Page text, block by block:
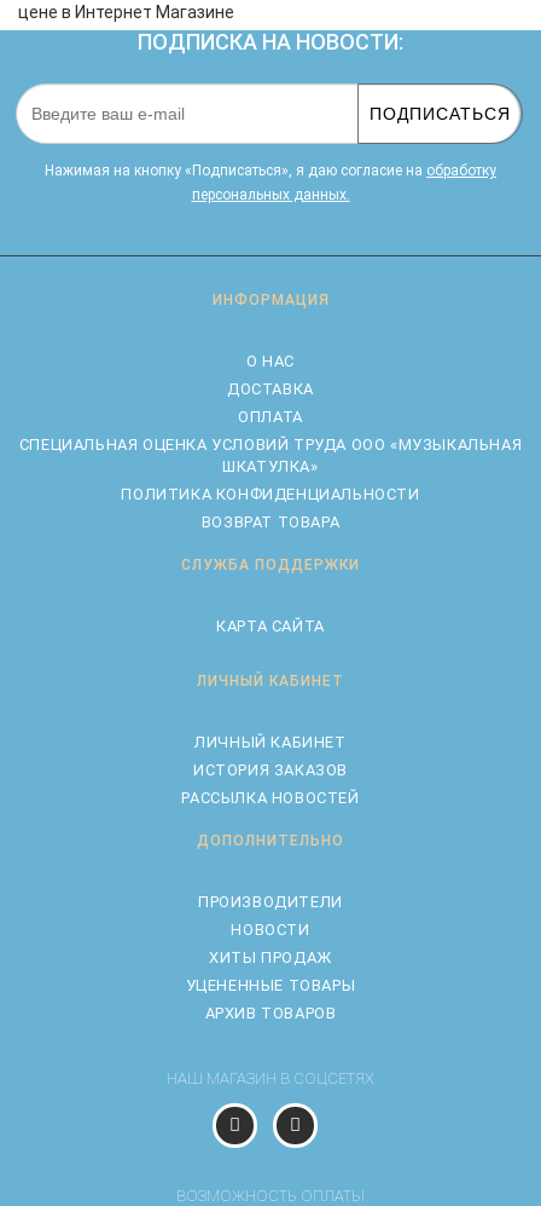
цене в Интернет Магазине
ПОДПИСКА НА НОВОСТИ:
ПОДПИСАТЬСЯ
Нажимая на кнопку «Подписаться», я даю cогласие на обработку
персональных данных.
ИНФОРМАЦИЯ
О НАС
ДОСТАВКА
ОПЛАТА
CПЕЦИАЛЬНАЯ ОЦЕНКА УСЛОВИЙ ТРУДА ООО «МУЗЫКАЛЬНАЯ
ШКАТУЛКА»
ПОЛИТИКА КОНФИДЕНЦИАЛЬНОСТИ
ВОЗВРАТ ТОВАРА
СЛУЖБА ПОДДЕРЖКИ
КАРТА САЙТА
ЛИЧНЫЙ КАБИНЕТ
ЛИЧНЫЙ КАБИНЕТ
ИСТОРИЯ ЗАКАЗОВ
РАССЫЛКА НОВОСТЕЙ
ДОПОЛНИТЕЛЬНО
ПРОИЗВОДИТЕЛИ
НОВОСТИ
ХИТЫ ПРОДАЖ
УЦЕНЕННЫЕ ТОВАРЫ
АРХИВ ТОВАРОВ
НАШ МАГАЗИН В СОЦСЕТЯХ
ВОЗМОЖНОСТЬ ОПЛАТЫ